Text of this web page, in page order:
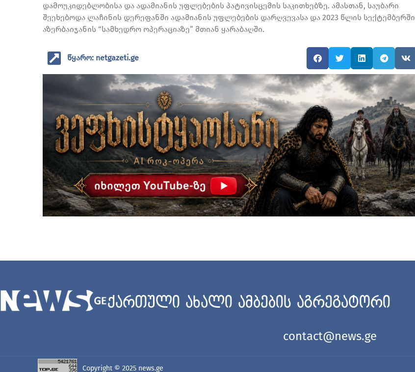
დამოუკიდებლობისა და ადამიანის უფლებების პატივისცემის საკითხებზე. ამასთან, საუბარი
შეეხებოდა ლაჩინის დერეფანში ადამიანის უფლებების დარღვევასა და 2023 წლის სექტემბერში
აზერბაიჯანის “სამხედრო ოპერაციაზე” მთიან ყარაბაღში.
წყარო: netgazeti.ge
ქართული ახალი ამბების აგრეგატორი
contact@news.ge
Copyright © 2025 news.ge